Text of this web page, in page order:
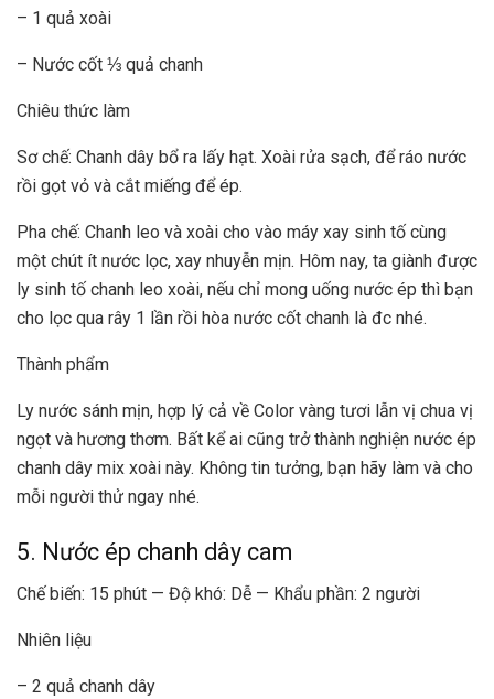
– 1 quả xoài
– Nước cốt ⅓ quả chanh
Chiêu thức làm
Sơ chế: Chanh dây bổ ra lấy hạt. Xoài rửa sạch, để ráo nước
rồi gọt vỏ và cắt miếng để ép.
Pha chế: Chanh leo và xoài cho vào máy xay sinh tố cùng
một chút ít nước lọc, xay nhuyễn mịn. Hôm nay, ta giành được
ly sinh tố chanh leo xoài, nếu chỉ mong uống nước ép thì bạn
cho lọc qua rây 1 lần rồi hòa nước cốt chanh là đc nhé.
Thành phẩm
Ly nước sánh mịn, hợp lý cả về Color vàng tươi lẫn vị chua vị
ngọt và hương thơm. Bất kể ai cũng trở thành nghiện nước ép
chanh dây mix xoài này. Không tin tưởng, bạn hãy làm và cho
mỗi người thử ngay nhé.
5. Nước ép chanh dây cam
Chế biến: 15 phút — Độ khó: Dễ — Khẩu phần: 2 người
Nhiên liệu
– 2 quả chanh dây